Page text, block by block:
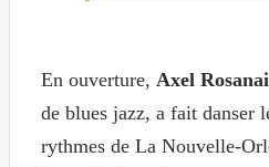
En ouverture, Axel
de blues jazz, a fait danser
rythmes de La Nouvelle-